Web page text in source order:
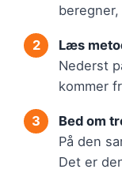
Læs
Nederst
kommer
Bed om
På den
Det er